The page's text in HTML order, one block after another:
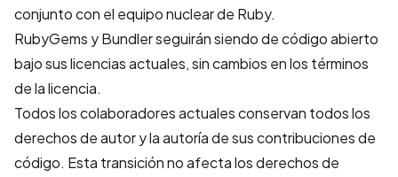
conjunto con el equipo nuclear de Ruby.
RubyGems y Bundler seguirán siendo de código abierto
bajo sus licencias actuales, sin cambios en los términos
de la licencia.
Todos los colaboradores actuales conservan todos los
derechos de autor y la autoría de sus contribuciones de
código. Esta transición no afecta los derechos de